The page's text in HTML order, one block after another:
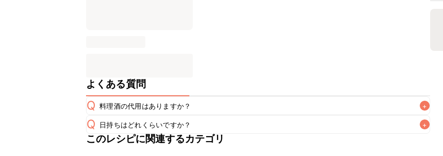
よくある質問
Q 料理酒の代用はありますか？ +
A
Q 日持ちはどれくらいですか？ +
こちらのレシピは出来たてをお召し上がりいただくことをおすすめします。
このレシピに関連するカテゴリ